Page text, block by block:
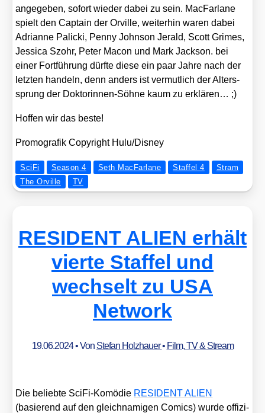
ange­ge­ben, sofort wie­der dabei zu sein. Mac­Far­la­ne
spielt den Cap­tain der Orville, wei­ter­hin waren dabei
Adri­an­ne Pali­cki, Pen­ny John­son Jerald, Scott Gri­mes,
Jes­si­ca Szohr, Peter Macon und Mark Jack­son. bei
einer Fort­füh­rung dürf­te die­se ein paar Jah­re nach der
letz­ten han­deln, denn anders ist ver­mut­lich der Alters­
sprung der Dok­to­rin­nen-Söh­ne kaum zu erklä­ren… ;)
Hof­fen wir das bes­te!
Pro­mo­gra­fik Copy­right Hulu/​Disney
SciFi Season 4 Seth MacFarlane Staffel 4
Stram
The Orville
TV
RESIDENT ALIEN erhält
vierte Staffel und
wechselt zu USA
Network
19.06.2024• Von Stefan Holzhauer• Film, TV & Stream
Die belieb­te Sci­Fi-Komö­die RESIDENT ALIEN
(basie­rend auf den gleich­na­mi­gen Comics) wur­de offi­zi­